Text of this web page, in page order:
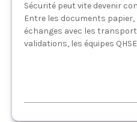
Sécurité peut vite devenir
Entre les documents papier,
échanges avec les
validations, les équipes